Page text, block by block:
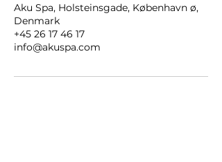
Aku Spa, Holsteinsgade, København ø,
Denmark
+45 26 17 46 17
info@akuspa.com